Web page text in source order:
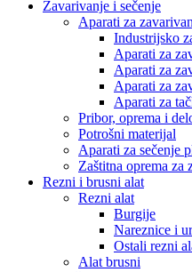
Zavarivanje i sečenje
Aparati za
Industrijsko
Aparati za
Aparati za
Aparati za
Aparati za
Pribor, oprema i
Potrošni materijal
Aparati za sečenje
Zaštitna oprema za
Rezni i brusni alat
Rezni alat
Burgije
Nareznice i
Ostali rezni
Alat brusni